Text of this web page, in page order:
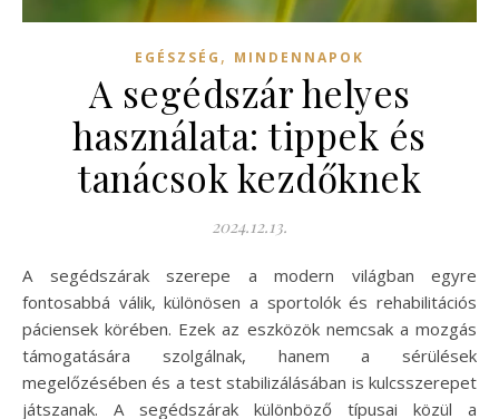
EGÉSZSÉG , MINDENNAPOK
A segédszár helyes
használata: tippek és
tanácsok kezdőknek
2024.12.13.
A segédszárak szerepe a modern világban egyre
fontosabbá válik, különösen a sportolók és rehabilitációs
páciensek körében. Ezek az eszközök nemcsak a mozgás
támogatására szolgálnak, hanem a sérülések
megelőzésében és a test stabilizálásában is kulcsszerepet
játszanak. A segédszárak különböző típusai közül a